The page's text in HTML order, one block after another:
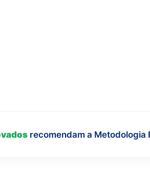
recomendam a Metodologia